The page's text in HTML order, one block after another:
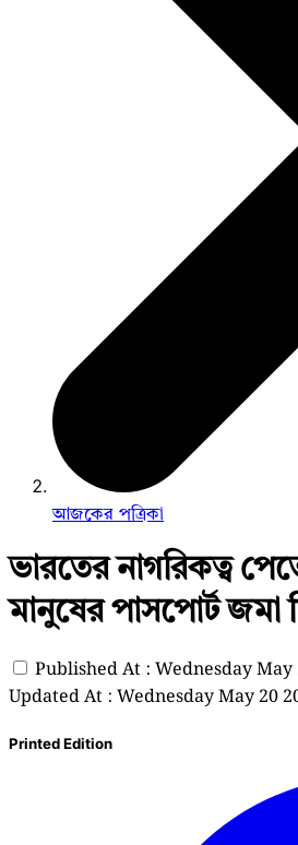
আজকের পত্রিকা
ভারতের নাগরিকত্ব
মানুষের পাসপোর্ট জমা
Published At : Wednesday May
Updated At : Wednesday May 20
Printed Edition